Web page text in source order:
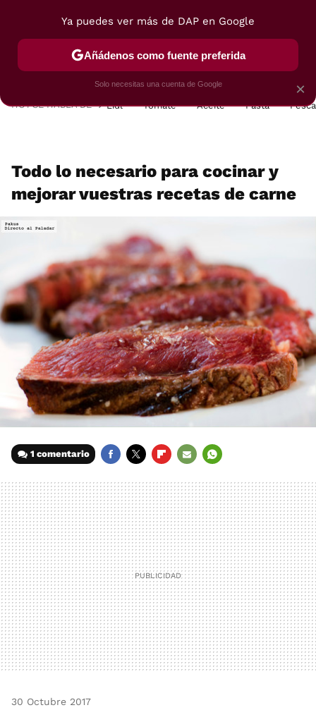
POSTRES VIAJES SELECCIÓN VEGUI
HOY SE HABLA DE Lidl Tomate Aceite Pasta
Todo lo necesario para cocinar y
mejorar vuestras recetas de carne
1 comentario
MAIL
30 Octubre 2017
×
Ya puedes ver más de DAP en Google
Añádenos como fuente preferida
Solo necesitas una cuenta de Google